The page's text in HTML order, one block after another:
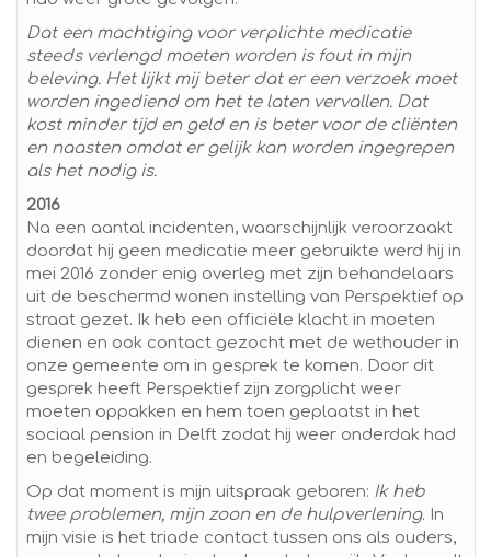
Dat een machtiging voor verplichte medicatie
steeds verlengd moeten worden is fout in mijn
beleving. Het lijkt mij beter dat er een verzoek moet
worden ingediend om het te laten vervallen. Dat
kost minder tijd en geld en is beter voor de cliënten
en naasten omdat er gelijk kan worden ingegrepen
als het nodig is.
2016
Na een aantal incidenten, waarschijnlijk veroorzaakt
doordat hij geen medicatie meer gebruikte werd hij in
mei 2016 zonder enig overleg met zijn behandelaars
uit de beschermd wonen instelling van Perspektief op
straat gezet. Ik heb een officiële klacht in moeten
dienen en ook contact gezocht met de wethouder in
onze gemeente om in gesprek te komen. Door dit
gesprek heeft Perspektief zijn zorgplicht weer
moeten oppakken en hem toen geplaatst in het
sociaal pension in Delft zodat hij weer onderdak had
en begeleiding.
Op dat moment is mijn uitspraak geboren: Ik heb
twee problemen, mijn zoon en de hulpverlening. In
mijn visie is het triade contact tussen ons als ouders,